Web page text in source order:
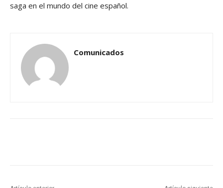
saga en el mundo del cine español.
Comunicados